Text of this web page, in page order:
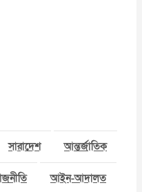
সারাদেশ আন্তর্জাতিক
আইন-আদালত